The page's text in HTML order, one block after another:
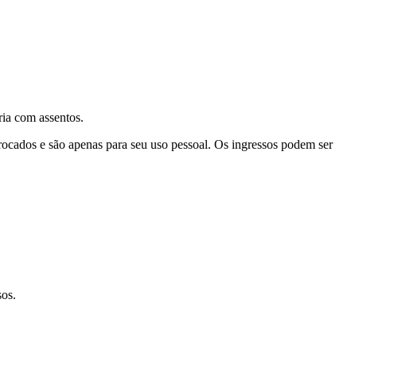
com assentos.
e são apenas para seu uso pessoal. Os ingressos podem ser